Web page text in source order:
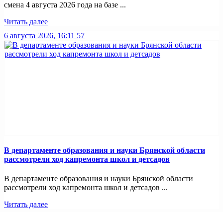
смена 4 августа 2026 года на базе ...
Читать далее
6 августа 2026, 16:11 57
В департаменте образования и науки Брянской области
рассмотрели ход капремонта школ и детсадов
В департаменте образования и науки Брянской области
рассмотрели ход капремонта школ и детсадов ...
Читать далее